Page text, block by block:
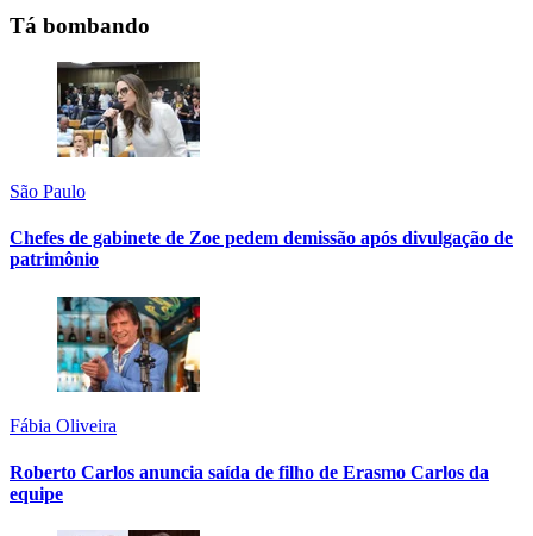
Tá bombando
São Paulo
Chefes de gabinete de Zoe pedem demissão após divulgação de
patrimônio
Fábia Oliveira
Roberto Carlos anuncia saída de filho de Erasmo Carlos da
equipe